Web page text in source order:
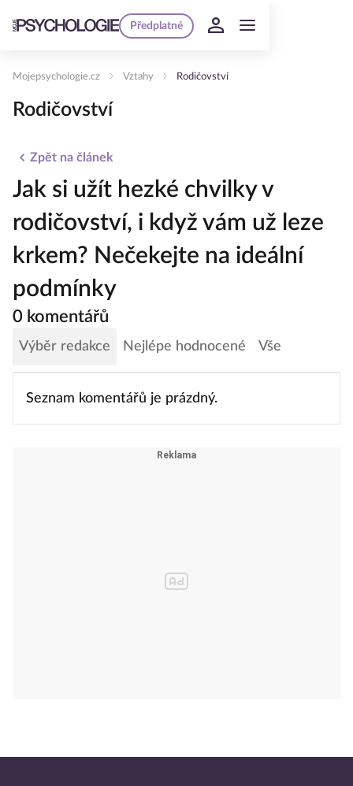
Předplatné
Mojepsychologie.cz Vztahy Rodičovství
Rodičovství
Zpět na článek
Jak si užít hezké chvilky v
rodičovství, i když vám už leze
krkem? Nečekejte na ideální
podmínky
0 komentářů
Výběr redakce Nejlépe hodnocené Vše
Seznam komentářů je prázdný.